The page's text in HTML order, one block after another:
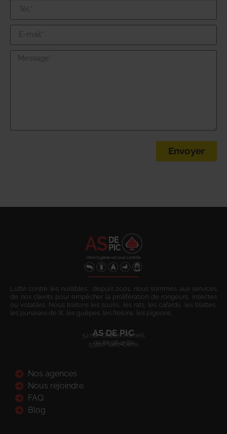
Envoyer
Lutte contre les nuisibles : depuis 2001, nous sommes aux services
de nos clients pour empêcher la prolifération de rongeurs, insectes
ou volatiles. Nous traitons les souris, les rats, les cafards, les blattes,
les punaises de lit, les guêpes, les frelons, les pigeons.
AS DE PIC
52 rue Charles Michels
93200 Saint-Denis
09 80 08 41 80
Nos agences
Nous rejoindre
FAQ
Blog